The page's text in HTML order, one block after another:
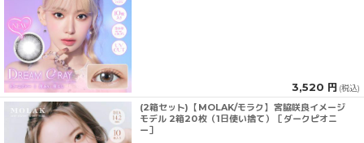
3,520 円 (税込)
(2箱セット)【MOLAK/モラク】宮脇咲良イメージ
モデル 2箱20枚（1日使い捨て）［ダークピオニ
ー］